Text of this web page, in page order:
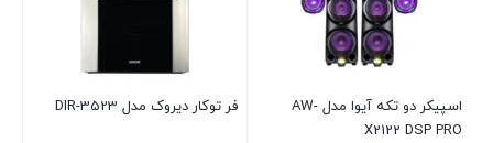
اسپيكر دو تكه آيوا مدل AW-
X2122 DSP PRO
فر توکار ديروک مدل DIR-3523